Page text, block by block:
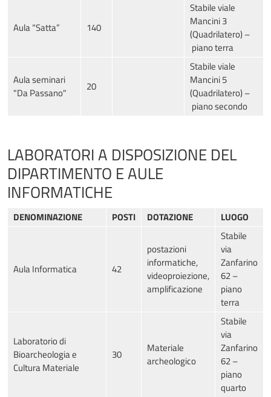
Aula “Satta” 140
Stabile viale
Mancini 3
(Quadrilatero) –
piano terra
Aula seminari
"Da Passano"
20
Stabile viale
Mancini 5
(Quadrilatero) –
piano secondo
LABORATORI A DISPOSIZIONE DEL
DIPARTIMENTO E AULE
INFORMATICHE
DENOMINAZIONE POSTI DOTAZIONE LUOGO
Aula Informatica 42
postazioni
informatiche,
videoproiezione,
amplificazione
Stabile
via
Zanfarino
62 –
piano
terra
Laboratorio di
Bioarcheologia e
Cultura Materiale
30
Materiale
archeologico
Stabile
via
Zanfarino
62 –
piano
quarto